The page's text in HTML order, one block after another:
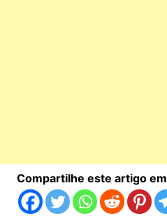
Compartilhe este artigo em